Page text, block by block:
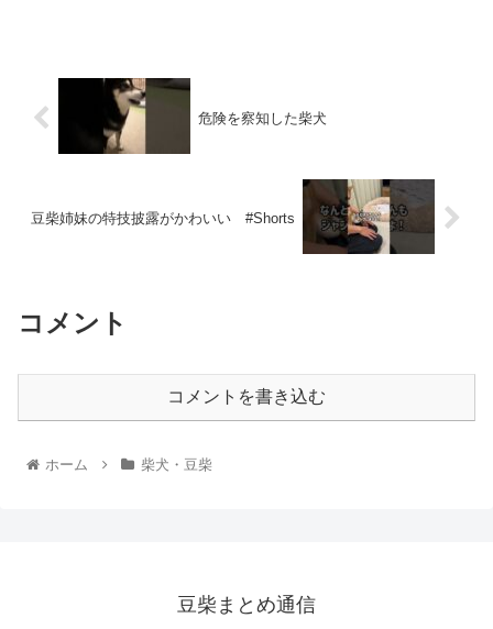
危険を察知した柴犬
豆柴姉妹の特技披露がかわいい #Shorts
コメント
コメントを書き込む
ホーム 柴犬・豆柴
豆柴まとめ通信